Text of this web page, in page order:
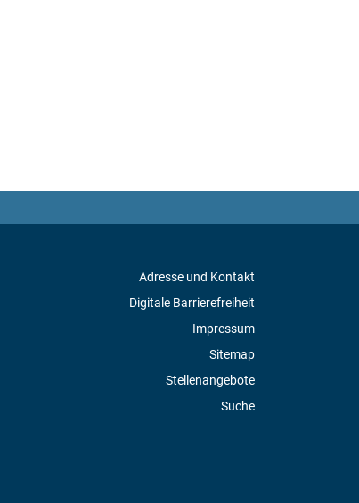
Adresse und Kontakt
Digitale Barrierefreiheit
Impressum
Sitemap
Stellenangebote
Suche